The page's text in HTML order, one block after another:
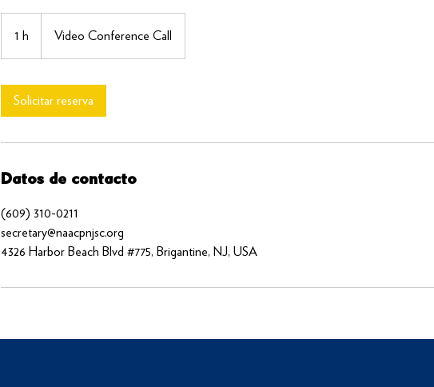
1 h Video Conference Call
Solicitar reserva
Datos de contacto
(609) 310-0211
secretary@naacpnjsc.org
4326 Harbor Beach Blvd #775, Brigantine, NJ, USA